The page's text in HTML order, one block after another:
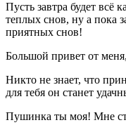
Пусть завтра будет всё
теплых снов, ну а пока
приятных снов!
Большой привет от
Никто не знает, что
для тебя он станет
Пушинка ты моя! Мне